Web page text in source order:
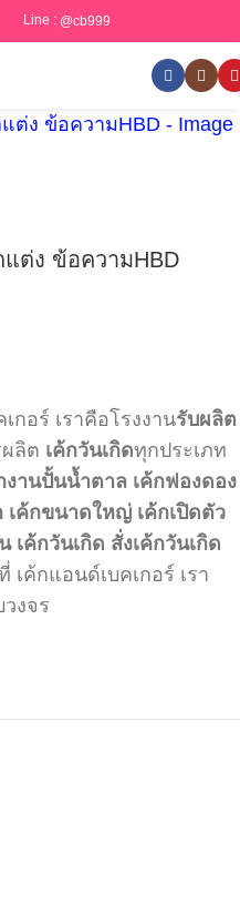
Line : @cb999
ต่ง ข้อความHBD
กอร์ เราคือโรงงานรับผลิต
ลิต เค้กวันเกิดทุกประเภท
งานปั้นน้ำตาล เค้กฟองดอง
เค้กขนาดใหญ่ เค้กเปิดตัว
เค้กวันเกิด สั่งเค้กวันเกิด
เค้กแอนด์เบคเกอร์ เรา
งจร